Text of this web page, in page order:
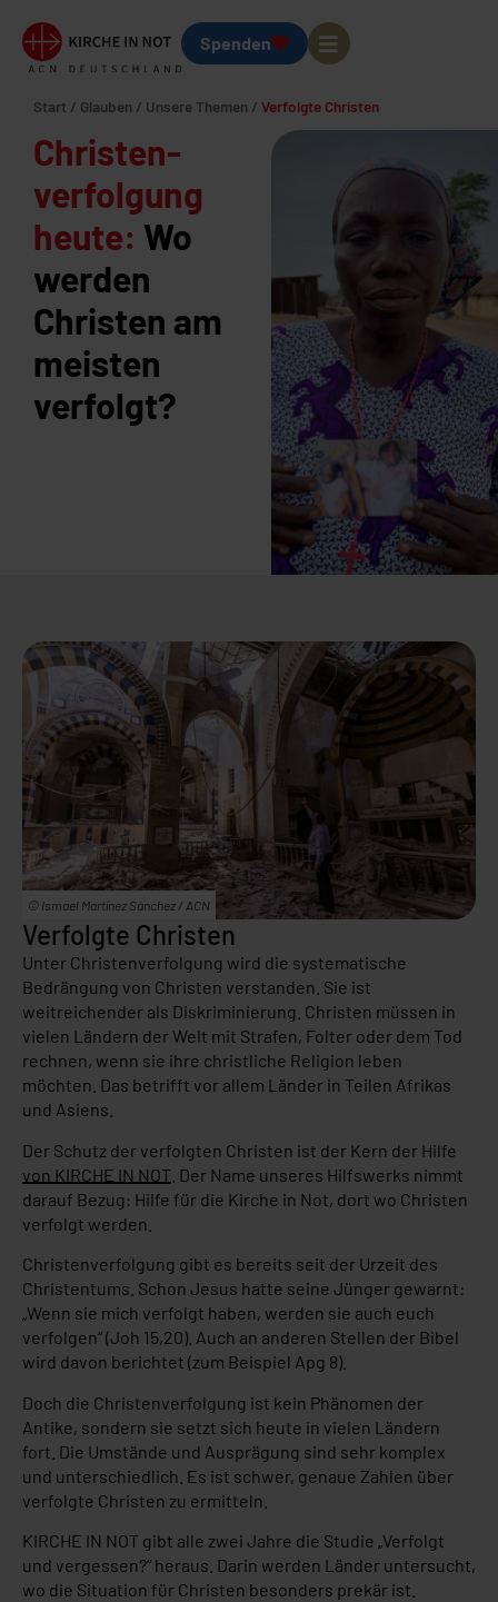
Spenden
Start / Glauben / Unsere Themen / Verfolgte Christen
Christen­
verfolgung
heute: Wo
werden
Christen am
meisten
verfolgt?
© Ismael Martínez Sánchez / ACN
Verfolgte Christen
Unter Christenverfolgung wird die systematische
Bedrängung von Christen verstanden. Sie ist
weitreichender als Diskriminierung. Christen müssen in
vielen Ländern der Welt mit Strafen, Folter oder dem Tod
rechnen, wenn sie ihre christliche Religion leben
möchten. Das betrifft vor allem Länder in Teilen Afrikas
und Asiens.
Der Schutz der verfolgten Christen ist der Kern der Hilfe
von KIRCHE IN NOT . Der Name unseres Hilfswerks nimmt
darauf Bezug: Hilfe für die Kirche in Not, dort wo Christen
verfolgt werden.
Christenverfolgung gibt es bereits seit der Urzeit des
Christentums. Schon Jesus hatte seine Jünger gewarnt:
„Wenn sie mich verfolgt haben, werden sie auch euch
verfolgen“ (Joh 15,20). Auch an anderen Stellen der Bibel
wird davon berichtet (zum Beispiel Apg 8).
Doch die Christenverfolgung ist kein Phänomen der
Antike, sondern sie setzt sich heute in vielen Ländern
fort. Die Umstände und Ausprägung sind sehr komplex
und unterschiedlich. Es ist schwer, genaue Zahlen über
verfolgte Christen zu ermitteln.
KIRCHE IN NOT gibt alle zwei Jahre die Studie „Verfolgt
und vergessen?“ heraus. Darin werden Länder untersucht,
wo die Situation für Christen besonders prekär ist.